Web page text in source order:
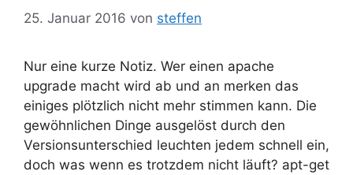
25. Januar 2016 von steffen
Nur eine kurze Notiz. Wer einen apache
upgrade macht wird ab und an merken das
einiges plötzlich nicht mehr stimmen kann. Die
gewöhnlichen Dinge ausgelöst durch den
Versionsunterschied leuchten jedem schnell ein,
doch was wenn es trotzdem nicht läuft? apt-get